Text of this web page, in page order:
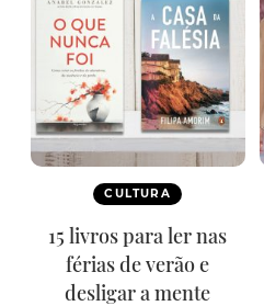
CULTURA
15 livros para ler nas
férias de verão e
desligar a mente